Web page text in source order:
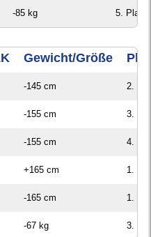
-85 kg 5. Platz
Gewicht/Größe
-145 cm 2.
-155 cm 3.
-155 cm 4.
+165 cm 1.
-165 cm 1.
-67 kg 3.
Trainer gesucht